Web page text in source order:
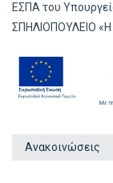
ΕΣΠΑ του
ΣΠΗΛΙΟΠΟΥΛΕΙΟ «Η
Ανακοινώσεις